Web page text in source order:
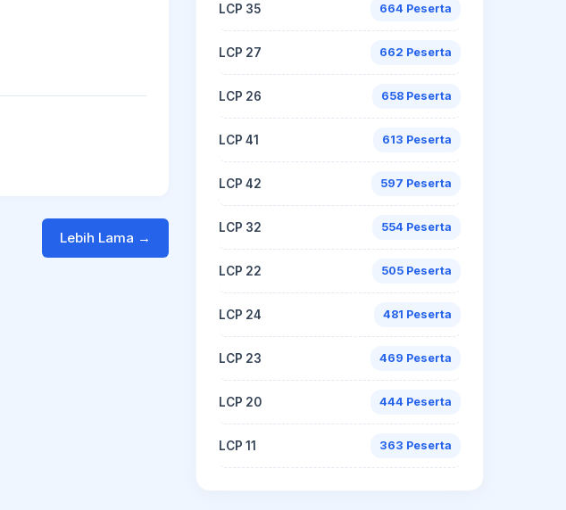
Lebih Lama →
LCP 35 664 Peserta
LCP 27 662 Peserta
LCP 26 658 Peserta
LCP 41 613 Peserta
LCP 42 597 Peserta
LCP 32 554 Peserta
LCP 22 505 Peserta
LCP 24 481 Peserta
LCP 23 469 Peserta
LCP 20 444 Peserta
LCP 11 363 Peserta